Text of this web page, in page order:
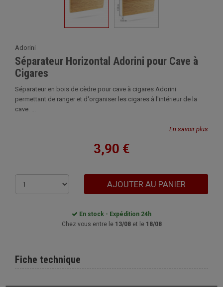
Adorini
Séparateur Horizontal Adorini pour Cave à
Cigares
Séparateur en bois de cèdre pour cave à cigares Adorini
permettant de ranger et d'organiser les cigares à l'intérieur de la
cave. ...
En savoir plus
3,90 €
AJOUTER AU PANIER
En stock - Expédition 24h
Chez vous entre le 13/08et le 18/08
Fiche technique